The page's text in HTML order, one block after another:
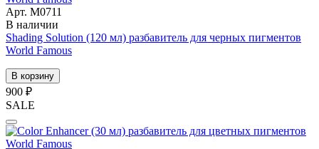
Арт. М0711
В наличии
Shading Solution (120 мл) разбавитель для черных пигментов
World Famous
В корзину
900 ₽
SALE